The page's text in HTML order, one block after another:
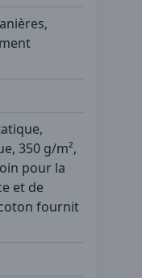
350 g/m²,
pour la
et de
fournit